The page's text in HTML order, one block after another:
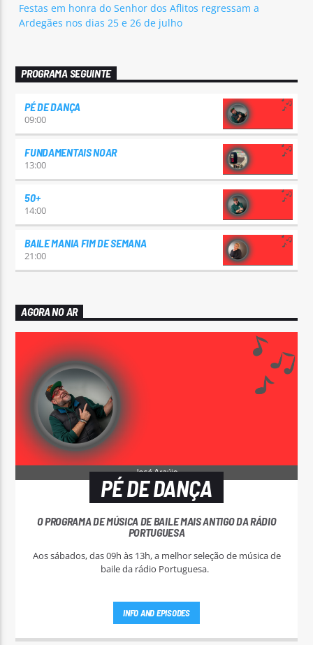
Festas em honra do Senhor dos Aflitos regressam a
Ardegães nos dias 25 e 26 de julho
PROGRAMA SEGUINTE
PÉ DE DANÇA
09:00
FUNDAMENTAIS NOAR
13:00
50+
14:00
BAILE MANIA FIM DE SEMANA
21:00
AGORA NO AR
PÉ DE DANÇA
O PROGRAMA DE MÚSICA DE BAILE MAIS ANTIGO DA RÁDIO
PORTUGUESA
Aos sábados, das 09h às 13h, a melhor seleção de música de
INFO AND EPISODES